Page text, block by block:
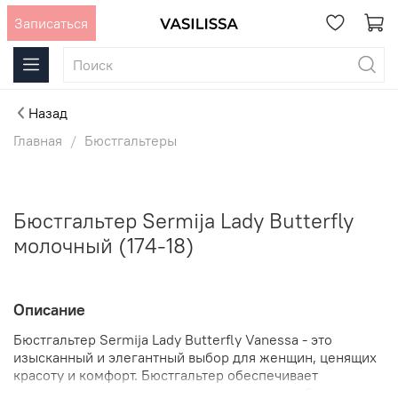
Записаться
Назад
Главная
Бюстгальтеры
Бюстгальтер Sermija Lady Butterfly
молочный (174-18)
Описание
Бюстгальтер Sermija Lady Butterfly Vanessa - это
изысканный и элегантный выбор для женщин, ценящих
красоту и комфорт. Бюстгальтер обеспечивает